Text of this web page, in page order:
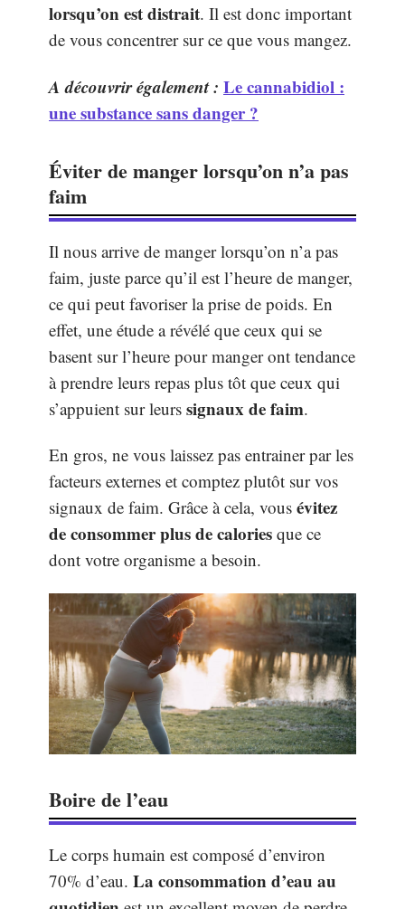
lorsqu’on est distrait. Il est donc important
de vous concentrer sur ce que vous mangez.
A découvrir également : Le cannabidiol :
une substance sans danger ?
Éviter de manger lorsqu’on n’a pas
faim
Il nous arrive de manger lorsqu’on n’a pas
faim, juste parce qu’il est l’heure de manger,
ce qui peut favoriser la prise de poids. En
effet, une étude a révélé que ceux qui se
basent sur l’heure pour manger ont tendance
à prendre leurs repas plus tôt que ceux qui
s’appuient sur leurs signaux de faim.
En gros, ne vous laissez pas entrainer par les
facteurs externes et comptez plutôt sur vos
signaux de faim. Grâce à cela, vous évitez
de consommer plus de calories que ce
dont votre organisme a besoin.
Boire de l’eau
Le corps humain est composé d’environ
70% d’eau. La consommation d’eau au